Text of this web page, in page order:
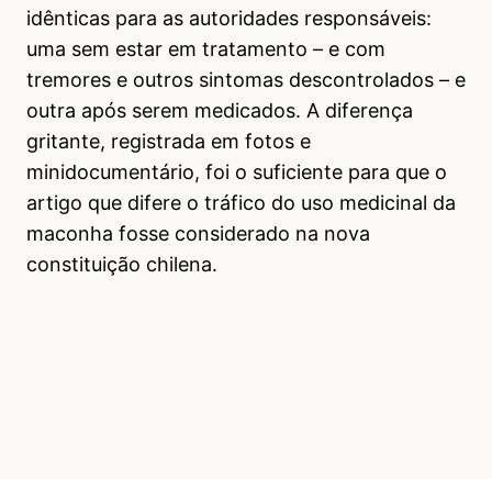
idênticas para as autoridades responsáveis:
uma sem estar em tratamento – e com
tremores e outros sintomas descontrolados – e
outra após serem medicados. A diferença
gritante, registrada em fotos e
minidocumentário, foi o suficiente para que o
artigo que difere o tráfico do uso medicinal da
maconha fosse considerado na nova
constituição chilena.